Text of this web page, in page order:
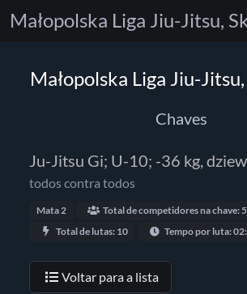
Małopolska Liga Jiu-Jitsu,
Chaves
Ju-Jitsu Gi; U-10; -36 kg,
todos contra todos
Mata 2
Total de competidores na chave: 5
Total de lutas: 10
Tempo por luta:
Voltar para a lista